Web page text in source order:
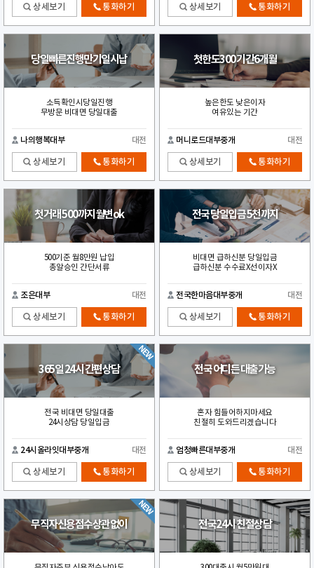
상세보기 통화하기 상세보기 통화하기
당일빠른진행만기일시납
소득확인시당일진행
무방문 비대면 당일대출
나의행복대부 대전
상세보기 통화하기
첫한도300 기간6개월
높은한도 낮은이자
여유있는 기간
머니로드대부중개 대전
상세보기 통화하기
첫거래 500까지월변ok
500기준 월8만원 납입
총알승인 간단서류
조은대부 대전
상세보기 통화하기
전국 당일입금 5천까지
비대면 급하신분 당일입금
급하신분 수수료X선이자X
전국한마음대부중개 대전
상세보기 통화하기
365일 24시 간편상담
전국 비대면 당일대출
24시상담 당일입금
24시올라잇대부중개 대전
상세보기 통화하기
전국 어디든 대출가능
혼자 힘들어하지마세요
친절히 도와드리겠습니다
엄청빠른대부중개 대전
상세보기 통화하기
무직자신용점수상관없이 전국24시 친절상담